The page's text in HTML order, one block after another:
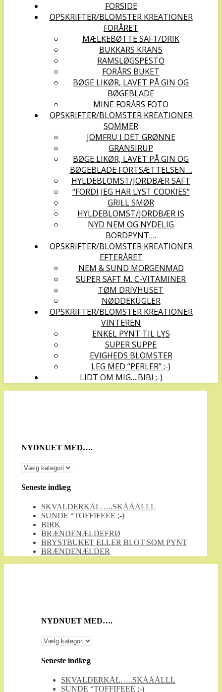
FORSIDE
OPSKRIFTER/BLOMSTER KREATIONER
FORÅRET
MÆLKEBØTTE SAFT/DRIK
BUKKARS KRANS
RAMSLØGSPESTO
FORÅRS BUKET
BØGE LIKØR, LAVET PÅ GIN OG
BØGEBLADE
MINE FORÅRS FOTO
OPSKRIFTER/BLOMSTER KREATIONER
SOMMER
JOMFRU I DET GRØNNE
GRANSIRUP
BØGE LIKØR, LAVET PÅ GIN OG
BØGEBLADE FORTSÆTTELSEN….
HYLDEBLOMST/JORDBÆR SAFT
“FORDI JEG HAR LYST COOKIES”
GRILL SMØR
HYLDEBLOMST/JORDBÆR IS
NYD NEM OG NYDELIG
BORDPYNT….
OPSKRIFTER/BLOMSTER KREATIONER
EFTERÅRET
NEM & SUND MORGENMAD
SUPER SAFT M. C-VITAMINER
TØM DRIVHUSET
NØDDEKUGLER
OPSKRIFTER/BLOMSTER KREATIONER
VINTEREN
ENKEL PYNT TIL LYS
SUPER SUPPE
EVIGHEDS BLOMSTER
LEG MED “PERLER” ;-)
LIDT OM MIG….BIBI ;-)
NYDNUET MED….
NYDNUET
Seneste indlæg
SKVALDERKÅL…..SKÅÅÅLLL
SUNDE “TOFFIFEEE ;-)
BIRK
BRÆNDENÆLDEFRØ
BRYSTBUKET ELLER BLOT SOM PYNT
BRÆNDENÆLDER
NYDNUET MED….
NYDNUET
Seneste indlæg
SKVALDERKÅL…..SKÅÅÅLLL
SUNDE “TOFFIFEEE ;-)